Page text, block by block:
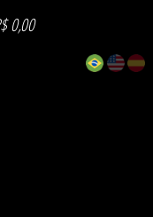
0,00